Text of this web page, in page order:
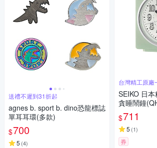
送禮不遲到31折起
agnes b. sport b. dino恐龍標誌
單耳耳環(多款)
$700
5 (4)
台灣精工原廠
SEIKO 日
貪睡鬧鐘
6.6cm
$711
5 (1)
券